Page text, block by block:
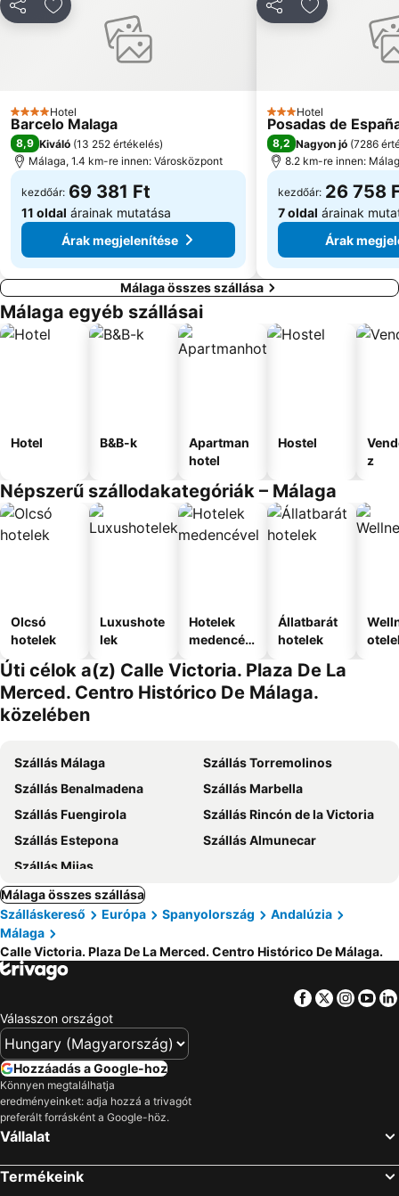
Port of Bajadilla
Parque Arroyo de la Represa
MegosztásHozzáadás a kedvencekhez
4 Kategória
Hotel
Barcelo Malaga
8,9 Kiváló (13 252 értékelés)
Málaga, 1.4 km-re innen: Városközpont
kezdőár: 69 381 Ft
11 oldal árainak mutatása
Árak megjelenítése
MegosztásHozzáadás
3 Kategória
Hotel
Posadas de
8,2 Nagyon jó (7286
8.2 km-re innen:
kezdőár: 26 758
7 oldal árainak
Árak
Málaga összes szállása
Málaga egyéb szállásai
Hotel B&B-k
Apartman
hotel
Hostel
z
Népszerű szállodakategóriák – Málaga
Olcsó
hotelek
Luxushote
lek
Hotelek
medencév
Állatbarát
hotelek
Úti célok a(z) Calle Victoria. Plaza De La
Merced. Centro Histórico De Málaga.
közelében
Szállás Málaga
Szállás Torremolinos
Szállás Benalmadena
Szállás Marbella
Szállás Fuengirola
Szállás Rincón de la Victoria
Szállás Estepona
Szállás Almunecar
Szállás Mijas
Málaga összes szállása
Szálláskereső
Európa Spanyolország
Andalúzia
Málaga
Calle Victoria. Plaza De La Merced. Centro Histórico De Málaga.
Facebook
Twitter
Válasszon országot
Hozzáadás a Google-hoz
Könnyen megtalálhatja
eredményeinket: adja hozzá a trivagót
preferált forrásként a Google-höz.
Vállalat
Termékeink